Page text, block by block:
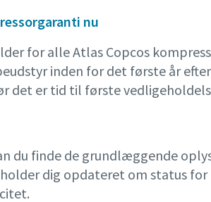
nu
for alle Atlas Copcos
inden for det første år
det er tid til første
du finde de grundlæggende
dig opdateret om status